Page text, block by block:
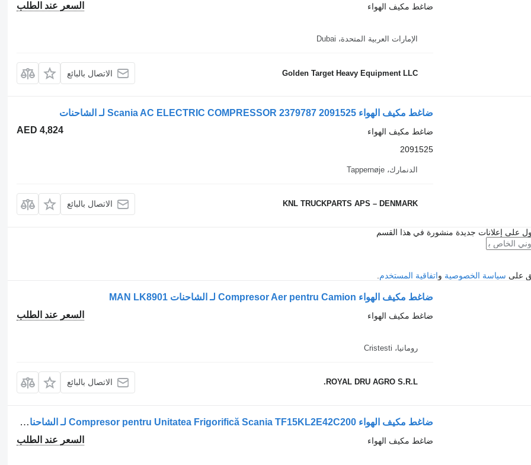
السعر عند الطلب
ضاغط مكيف الهواء
الإمارات العربية المتحدة، Dubai
Golden Target Heavy Equipment LLC الاتصال بالبائع
ضاغط مكيف الهواء Scania AC ELECTRIC COMPRESSOR 2379787 2091525 لـ الشاحنات
AED 4,824
ضاغط مكيف الهواء
2091525
الدنمارك، Tappernøje
KNL TRUCKPARTS APS – DENMARK الاتصال بالبائع
على إعلانات جديدة منشورة في هذا القسم
على سياسة الخصوصية واتفاقية المستخدم
ضاغط مكيف الهواء Compresor Aer pentru Camion لـ الشاحنات MAN LK8901
السعر عند الطلب
ضاغط مكيف الهواء
رومانيا، Cristesti
ROYAL DRU AGRO S.R.L. الاتصال بالبائع
ضاغط مكيف الهواء Compresor pentru Unitatea Frigorifică Scania TF15KL2E42C200 لـ الشاحنات TF15KL2E-42C-200
السعر عند الطلب ضاغط مكيف الهواء